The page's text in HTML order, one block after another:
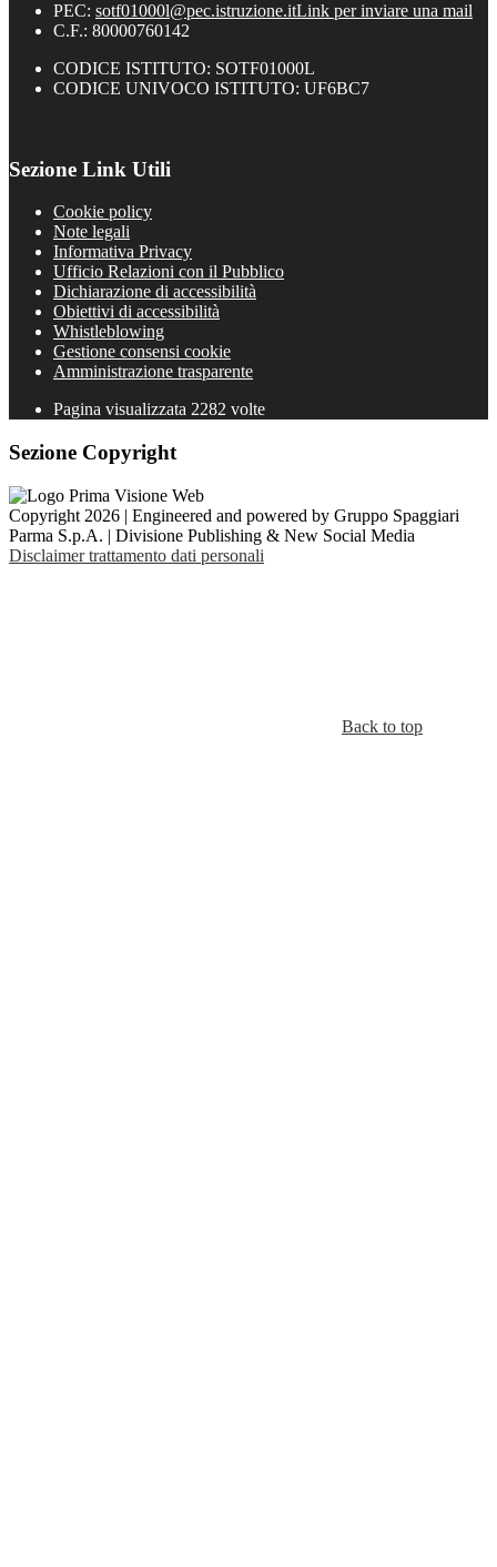
PEC: sotf01000l@pec.istruzione.itLink per inviare una mail
C.F.: 80000760142
CODICE ISTITUTO: SOTF01000L
CODICE UNIVOCO ISTITUTO: UF6BC7
Sezione Link Utili
Cookie policy
Note legali
Informativa Privacy
Ufficio Relazioni con il Pubblico
Dichiarazione di accessibilità
Obiettivi di accessibilità
Whistleblowing
Gestione consensi cookie
Amministrazione trasparente
Pagina visualizzata 2282 volte
Sezione Copyright
Copyright 2026 | Engineered and powered by Gruppo Spaggiari
Parma S.p.A. | Divisione Publishing & New Social Media
Disclaimer trattamento dati personali
Back to top